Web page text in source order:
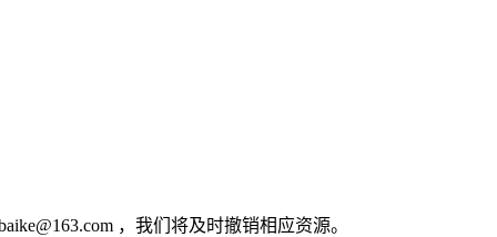
，我们将及时撤销相应资源。